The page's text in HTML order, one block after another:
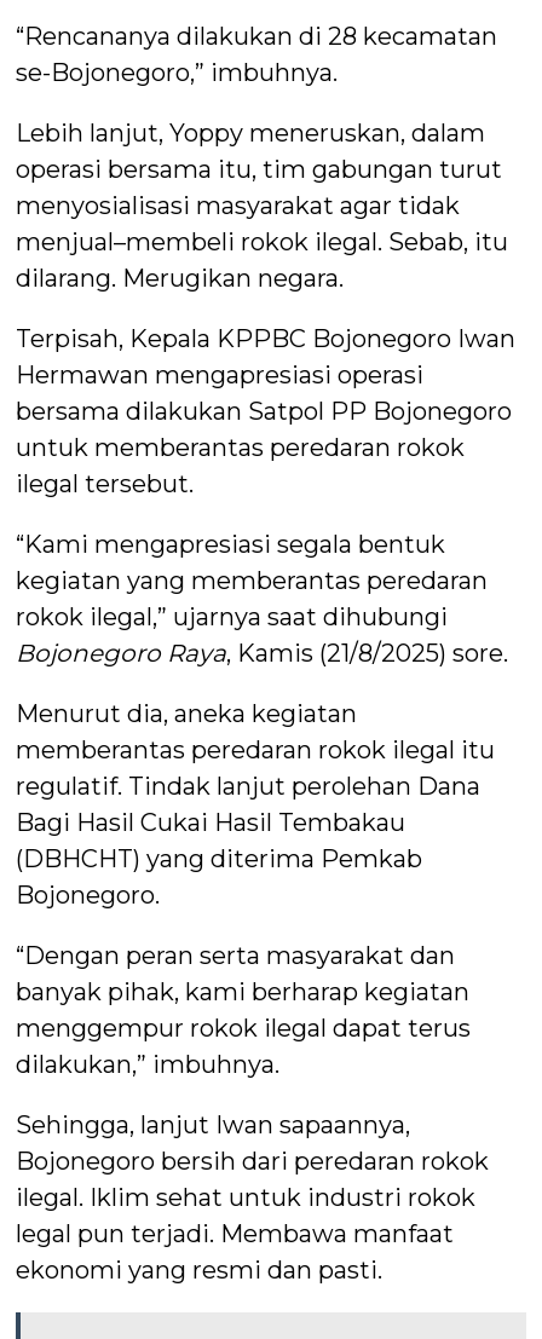
“Rencananya dilakukan di 28 kecamatan
se-Bojonegoro,” imbuhnya.
Lebih lanjut, Yoppy meneruskan, dalam
operasi bersama itu, tim gabungan turut
menyosialisasi masyarakat agar tidak
menjual–membeli rokok ilegal. Sebab, itu
dilarang. Merugikan negara.
Terpisah, Kepala KPPBC Bojonegoro Iwan
Hermawan mengapresiasi operasi
bersama dilakukan Satpol PP Bojonegoro
untuk memberantas peredaran rokok
ilegal tersebut.
“Kami mengapresiasi segala bentuk
kegiatan yang memberantas peredaran
rokok ilegal,” ujarnya saat dihubungi
Bojonegoro Raya, Kamis (21/8/2025) sore.
Menurut dia, aneka kegiatan
memberantas peredaran rokok ilegal itu
regulatif. Tindak lanjut perolehan Dana
Bagi Hasil Cukai Hasil Tembakau
(DBHCHT) yang diterima Pemkab
Bojonegoro.
“Dengan peran serta masyarakat dan
banyak pihak, kami berharap kegiatan
menggempur rokok ilegal dapat terus
dilakukan,” imbuhnya.
Sehingga, lanjut Iwan sapaannya,
Bojonegoro bersih dari peredaran rokok
ilegal. Iklim sehat untuk industri rokok
legal pun terjadi. Membawa manfaat
ekonomi yang resmi dan pasti.